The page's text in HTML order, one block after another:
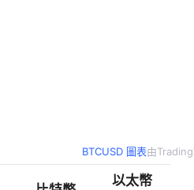
BTCUSD 圖表由
以太幣